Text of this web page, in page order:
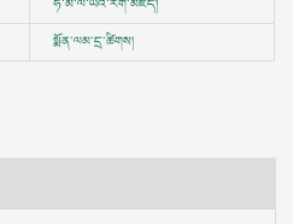
ཧི་མ་ལ་ཡའི་རིག་མཛོད།
སྨོན་ལམ་དྲ་ཚིགས།